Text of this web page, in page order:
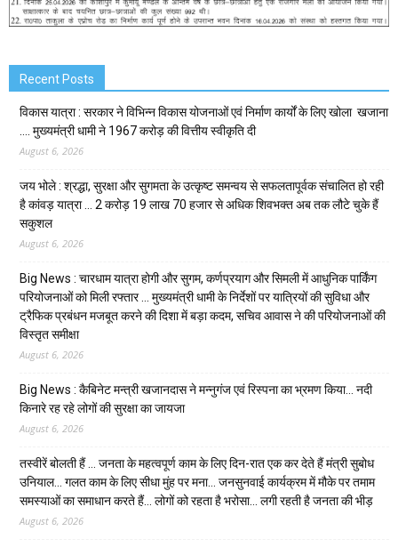
Recent Posts
विकास यात्रा : सरकार ने विभिन्न विकास योजनाओं एवं निर्माण कार्यों के लिए खोला खजाना
…. मुख्यमंत्री धामी ने ₹1967 करोड़ की वित्तीय स्वीकृति दी
August 6, 2026
जय भोले : श्रद्धा, सुरक्षा और सुगमता के उत्कृष्ट समन्वय से सफलतापूर्वक संचालित हो रही
है कांवड़ यात्रा … 2 करोड़ 19 लाख 70 हजार से अधिक शिवभक्त अब तक लौटे चुके हैं
सकुशल
August 6, 2026
Big News : चारधाम यात्रा होगी और सुगम, कर्णप्रयाग और सिमली में आधुनिक पार्किंग
परियोजनाओं को मिली रफ्तार … मुख्यमंत्री धामी के निर्देशों पर यात्रियों की सुविधा और
ट्रैफिक प्रबंधन मजबूत करने की दिशा में बड़ा कदम, सचिव आवास ने की परियोजनाओं की
विस्तृत समीक्षा
August 6, 2026
Big News : कैबिनेट मन्त्री खजानदास ने मन्नुगंज एवं रिस्पना का भ्रमण किया… नदी
किनारे रह रहे लोगों की सुरक्षा का जायजा
August 6, 2026
तस्वीरें बोलती हैं … जनता के महत्वपूर्ण काम के लिए दिन-रात एक कर देते हैं मंत्री सुबोध
उनियाल… गलत काम के लिए सीधा मुंह पर मना… जनसुनवाई कार्यक्रम में मौके पर तमाम
समस्याओं का समाधान करते हैं… लोगों को रहता है भरोसा… लगी रहती है जनता की भीड़
August 6, 2026